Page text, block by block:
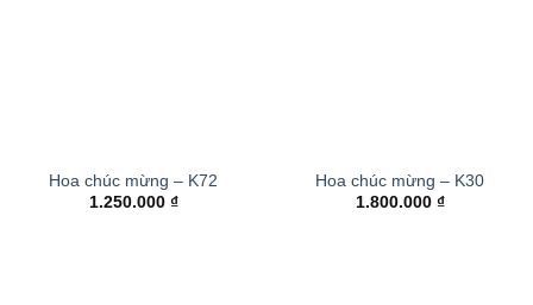
Hoa chúc mừng – K72
1.250.000 ₫
Hoa chúc mừng – K30
1.800.000 ₫